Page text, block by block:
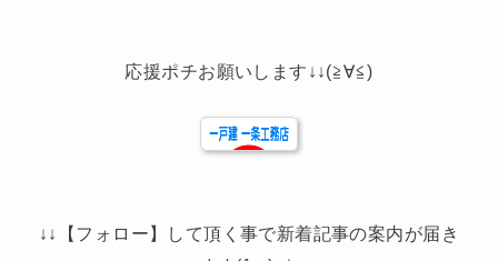
応援ポチお願いします↓↓(≧∀≦)
↓↓【フォロー】して頂く事で新着記事の案内が届き